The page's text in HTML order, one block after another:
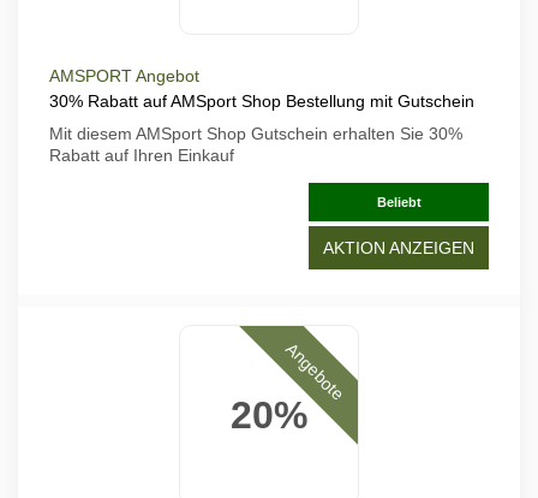
AMSPORT Angebot
30% Rabatt auf AMSport Shop Bestellung mit Gutschein
Mit diesem AMSport Shop Gutschein erhalten Sie 30%
Rabatt auf Ihren Einkauf
Beliebt
AKTION ANZEIGEN
20%
Angebote